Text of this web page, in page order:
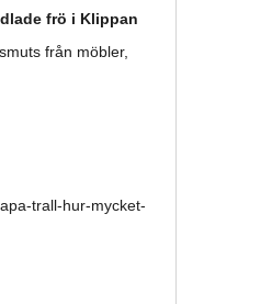
frö i Klippan
från möbler,
trall-hur-mycket-